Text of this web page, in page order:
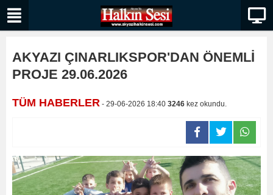
AKYAZI ÇINARLIKSPOR'DAN ÖNEMLİ
PROJE 29.06.2026
TÜM HABERLER - 29-06-2026 18:40 3246 kez okundu.